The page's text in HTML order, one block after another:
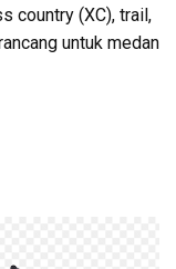
country (XC), trail,
untuk medan